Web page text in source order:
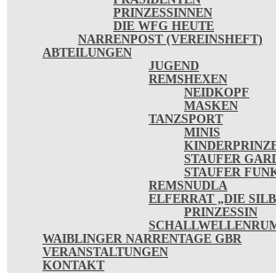
PRINZESSINNEN
DIE WFG HEUTE
NARRENPOST (VEREINSHEFT)
ABTEILUNGEN
JUGEND
REMSHEXEN
NEIDKOPF
MASKEN
TANZSPORT
MINIS
STAUFER
STAUFER
REMSNUDLA
ELFERRAT „DIE
PRINZESSIN
WAIBLINGER NARRENTAGE GBR
VERANSTALTUNGEN
KONTAKT